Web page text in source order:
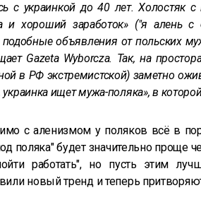
с украинкой до 40 лет. Холостяк с
и хороший заработок» ("я алень с
подобные объявления от польских
Gazeta Wyborcza. Так, на
в РФ экстремистской) заметно
украинка ищет мужа-поляка», в
с аленизмом у поляков всё в
поляка" будет значительно проще
работать", но пусть этим
новый тренд и теперь